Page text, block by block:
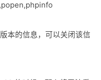
本的信息，可以关闭该信